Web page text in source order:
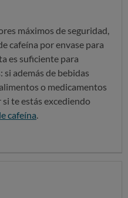
máximos de seguridad,
cafeína por envase para
es suficiente para
si además de bebidas
o medicamentos
te estás excediendo
cafeína.